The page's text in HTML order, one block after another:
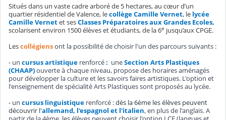
Situés dans un vaste cadre arboré de 5 hectares, au cœur d’un
quartier résidentiel de Valence, lecollège Camille Vernet, le lycée
Camille Vernetet sesClasses Préparatoires aux Grandes Ecoles,
scolarisent environ 1500 élèves et étudiants, de la 6e jusqu’aux CPGE.
Lescollégiensont la possibilité de choisir l'un des parcours suivants :
- un cursus artistique renforcé: uneSection Arts Plastiques
(CHAAP)ouverte à chaque niveau, propose des horaires aménagés
pour développer la culture et les savoirs faires artistiques. L'option et
l'enseignement de spécialité Arts Plastiques sont proposés au lycée.
- un cursus linguistique renforcé : dès la 6ème les élèves peuvent
découvrir l'allemand, l'espagnol et l'italien, en plus de l'anglais. A